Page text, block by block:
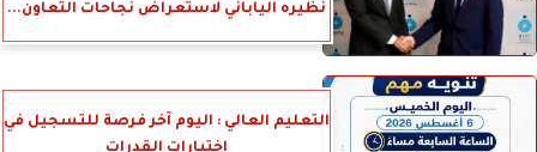
نظيره الياباني لاستعراض نجاحات التعاون...
التعليم العالي : اليوم آخر فرصة للتسجيل في
اختبارات القدرات